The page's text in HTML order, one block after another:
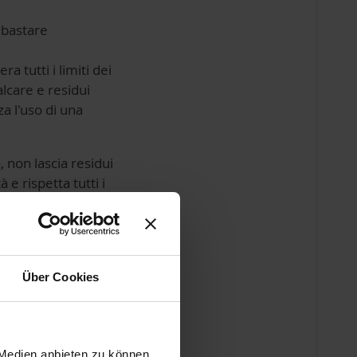
Über Cookies
anbieten zu können
tutti i limiti dei
e residui
l'uso di una
lascia residui
e rispetta tutti i
pulitori a